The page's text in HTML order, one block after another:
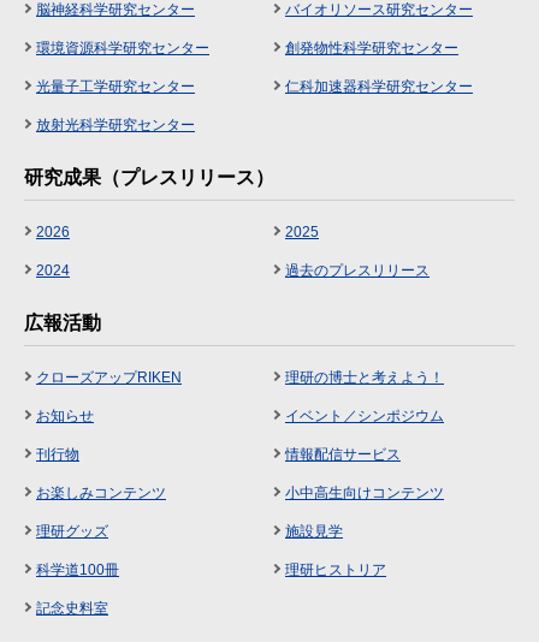
脳神経科学研究センター バイオリソース研究センター
環境資源科学研究センター 創発物性科学研究センター
光量子工学研究センター 仁科加速器科学研究センター
放射光科学研究センター
研究成果（プレスリリース）
2026 2025
2024 過去のプレスリリース
広報活動
クローズアップRIKEN 理研の博士と考えよう！
お知らせ イベント／シンポジウム
刊行物 情報配信サービス
お楽しみコンテンツ 小中高生向けコンテンツ
理研グッズ 施設見学
科学道100冊 理研ヒストリア
記念史料室